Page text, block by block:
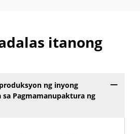
itanong
ng inyong
sa Pagmamanupaktura ng